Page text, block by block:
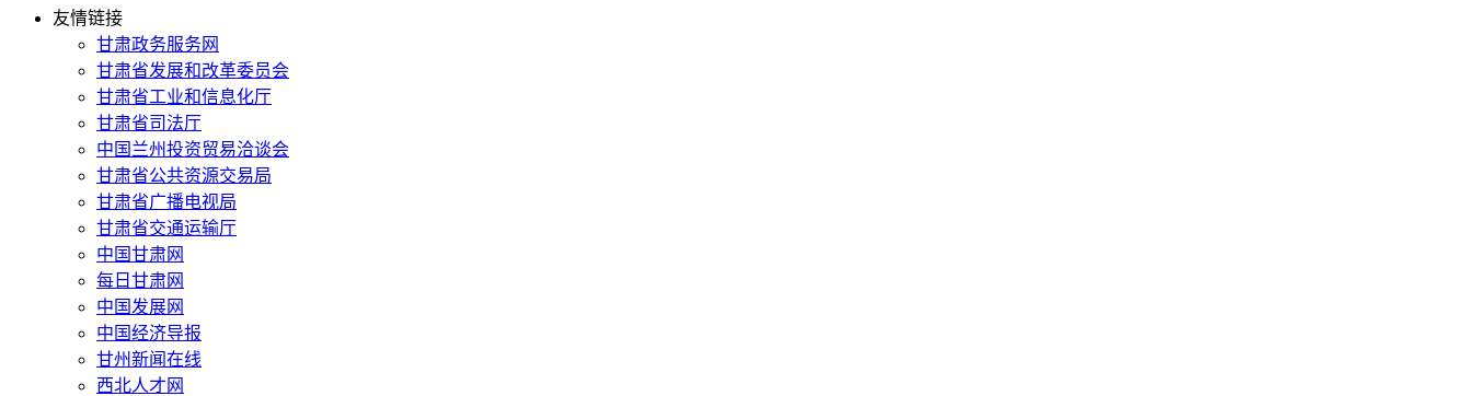
友情链接
甘肃政务服务网
甘肃省发展和改革委员会
甘肃省工业和信息化厅
甘肃省司法厅
中国兰州投资贸易洽谈会
甘肃省公共资源交易局
甘肃省广播电视局
甘肃省交通运输厅
中国甘肃网
每日甘肃网
中国发展网
中国经济导报
甘州新闻在线
西北人才网